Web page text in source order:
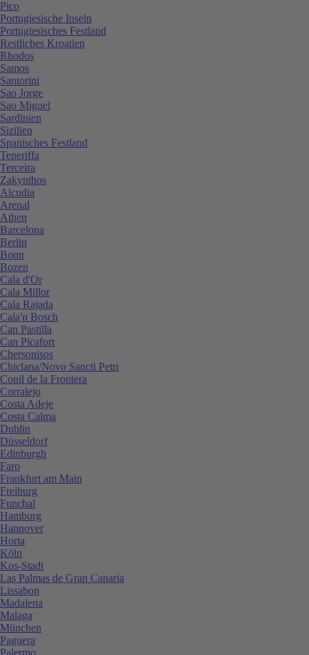
Pico
Portugiesische Inseln
Portugiesisches Festland
Restliches Kroatien
Rhodos
Samos
Santorini
Sao Jorge
Sao Miguel
Sardinien
Sizilien
Spanisches Festland
Teneriffa
Terceira
Zakynthos
Alcudia
Arenal
Athen
Barcelona
Berlin
Bonn
Bozen
Cala d'Or
Cala Millor
Cala Rajada
Cala'n Bosch
Can Pastilla
Can Picafort
Chersonisos
Chiclana/Novo Sancti Petri
Conil de la Frontera
Corralejo
Costa Adeje
Costa Calma
Dublin
Düsseldorf
Edinburgh
Faro
Frankfurt am Main
Freiburg
Funchal
Hamburg
Hannover
Horta
Köln
Kos-Stadt
Las Palmas de Gran Canaria
Lissabon
Madalena
Malaga
München
Paguera
Palermo